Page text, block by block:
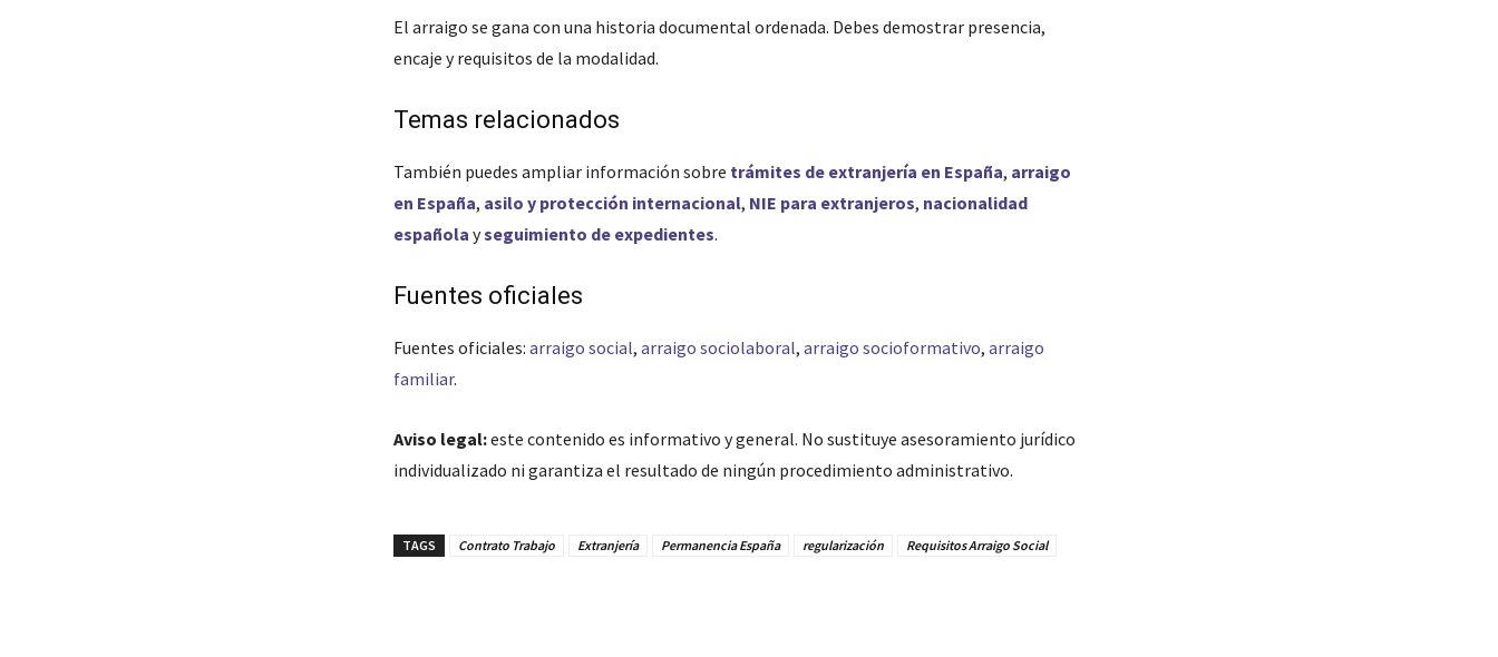
El arraigo se gana con una historia documental ordenada. Debes demostrar presencia,
encaje y requisitos de la modalidad.
Temas relacionados
También puedes ampliar información sobre trámites de extranjería en España, arraigo
en España, asilo y protección internacional, NIE para extranjeros, nacionalidad
española yseguimiento de expedientes.
Fuentes oficiales
Fuentes oficiales: arraigo social, arraigo sociolaboral, arraigo socioformativo, arraigo
familiar.
Aviso legal:este contenido es informativo y general. No sustituye asesoramiento jurídico
individualizado ni garantiza el resultado de ningún procedimiento administrativo.
TAGS Contrato Trabajo Extranjería Permanencia España regularización Requisitos Arraigo Social